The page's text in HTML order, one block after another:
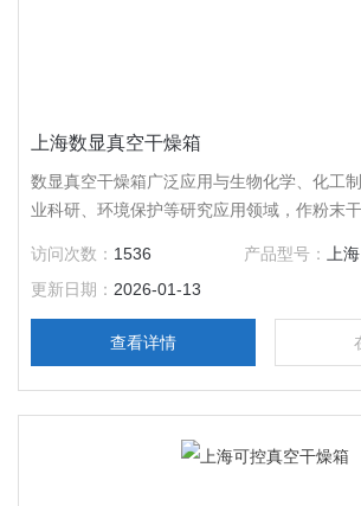
上海数显真空干燥箱
数显真空干燥箱广泛应用与生物化学、化工
业科研、环境保护等研究应用领域，作粉末
解、易氧化物质和复杂成分物品进行快速高
访问次数： 1536 产品型号：
上海
更新日期： 2026-01-13
查看详情